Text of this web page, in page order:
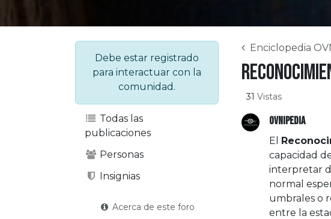
Debe estar registrado
para interactuar con la
comunidad.
Todas las
publicaciones
Personas
Insignias
Acerca de este foro
Enciclopedia
31 Vistas
OVNIPEDIA
El
capacidad
interpretar
normal
umbrales o
entre la